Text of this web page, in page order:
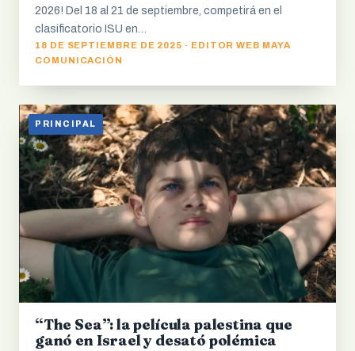
2026! Del 18 al 21 de septiembre, competirá en el
clasificatorio ISU en…
18 DE SEPTIEMBRE DE 2025 · EDITOR WEB MAYA
COMUNICACIÓN
PRINCIPAL
“The Sea”: la película palestina que
ganó en Israel y desató polémica